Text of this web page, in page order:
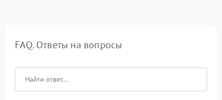
FAQ. Ответы на вопросы